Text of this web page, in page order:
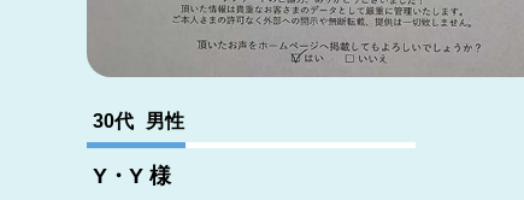
30代 男性
Y・Y 様